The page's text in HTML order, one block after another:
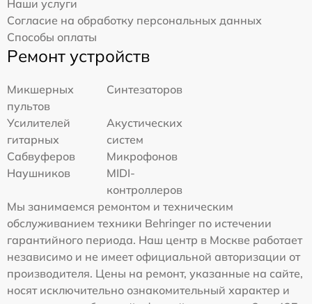
Наши услуги
Согласие на обработку персональных данных
Способы оплаты
Ремонт устройств
Микшерных
пультов
Синтезаторов
Усилителей
гитарных
Акустических
систем
Сабвуферов
Микрофонов
Наушников
MIDI-
контроллеров
Мы занимаемся ремонтом и техническим
обслуживанием техники Behringer по истечении
гарантийного периода. Наш центр в Москве работает
независимо и не имеет официальной авторизации от
производителя. Цены на ремонт, указанные на сайте,
носят исключительно ознакомительный характер и